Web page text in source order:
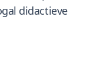
didactieve